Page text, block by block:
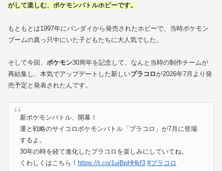
がして楽しむ、ポケモンバトルホビーです。
もともとは1997年にバンダイから発売されたホビーで、当時ポケモン
ブームの真っ只中にいた子どもたちに大人気でした。
そして今回、 ポケモン30周年を記念して、なんと当時の制作チームが
再結集し、本気でアップデートした新しいプラコロが2026年7月より発
売予定と発表されたんです。
新ポケモンバトル、開幕！
運と戦略のサイコロポケモンバトル「プラコロ」が7月に登場
するよ。
30年の時を経て進化したプラコロを楽しみにしていてね。
くわしくはこちら！ https://t.co/1ujBpHHkf3 #プラコロ